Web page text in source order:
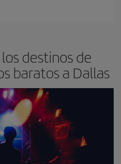
destinos de
baratos a Dallas